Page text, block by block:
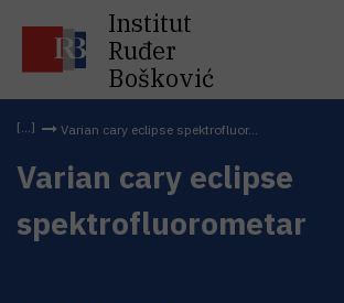
Institut
Ruđer
Bošković
Varian cary eclipse spektrofluor...
Varian cary eclipse
spektrofluorometar